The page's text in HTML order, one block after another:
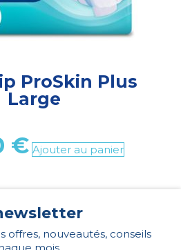
ProSkin Plus
Large
€ Ajouter au panier
offres, nouveautés, conseils